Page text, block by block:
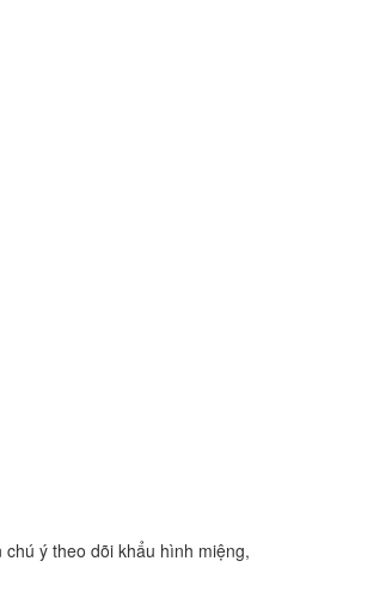
ý theo dõi khẩu hình miệng,